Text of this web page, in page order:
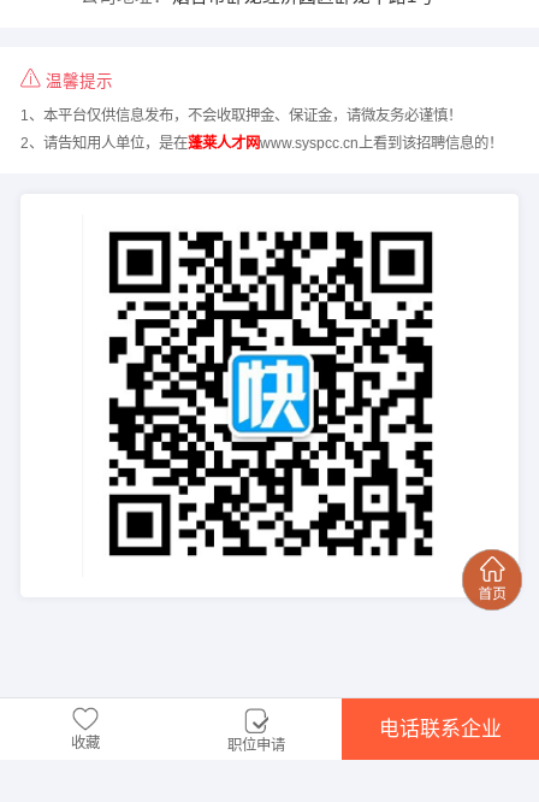
温馨提示
1、本平台仅供信息发布，不会收取押金、保证金，请微友务必谨慎！
2、请告知用人单位，是在蓬莱人才网www.syspcc.cn上看到该招聘信息的！
收藏 职位申请
电话联系企业